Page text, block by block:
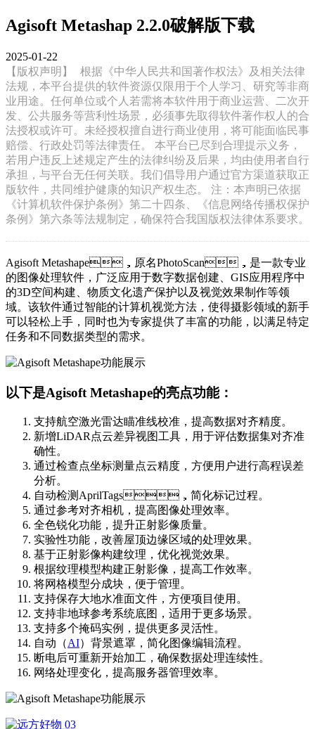
Agisoft Metashap 2.2.0破解版下载
2025-01-22
【版权声明】
根据《中华人民共和国著作权法》及相关法律
法规，本平台提供的软件资源仅限用于个人学习、研究等非商
业用途。任何单位或个人若需将本软件用于商业运营、二次开
发、公共服务等营利性场景，必须事先取得软件著作权人的合
法授权或许可。未经授权擅自进行商业使用，将可能面临民事
赔偿、行政处罚等法律责任。 本平台已尽到合理提示义务，
若用户违反上述规定产生的法律纠纷及后果，均由使用者自行
承担，与平台无任何关联。我们倡导用户通过官方渠道获取正
版软件，共同维护健康的知识产权生态。 注：本声明已依据
《计算机软件保护条例》第二十四条、《信息网络传播权保护
条例》第六条等法规制定，确保符合我国版权法律体系要求。
Agisoft Metashape，原名PhotoScan，是一款专业
的图像处理软件，广泛应用于数字数据创建、GIS应用程序中
的3D空间构建、物质文化遗产保护以及视觉效果制作等领
域。该软件通过智能的计算机视觉方法，使得摄影领域的新手
可以轻松上手，同时也为专家提供了丰富的功能，以满足特定
任务和不同数据类型的需求。
以下是Agisoft Metashape的亮点功能：
支持航空激光雷达瞄准线校准，提高数据对齐精度。
新增LiDAR点云差异视图工具，用于评估数据集对齐准
确性。
通过检查点坐标测量点云精度，方便用户进行高程误差
分析。
自动检测AprilTags，简化标记过程。
通过参考对齐相机，提高图像处理效率。
全色锐化功能，提升正射影像质量。
实验性功能，改善屋顶边缘区域的处理效果。
基于正射影像构建纹理，优化视觉效果。
根据纹理模型构建正射影像，提高工作效率。
将网格模型分成块，便于管理。
支持保存大地水准面文件，方便项目使用。
支持非地球参考系统底图，适用于更多场景。
支持多个掩码实例，提供更多灵活性。
自动（AI）背景遮罩，简化图像编辑流程。
断电后可重新开始加工，确保数据处理连续性。
网络处理变化，提高服务器管理效率。